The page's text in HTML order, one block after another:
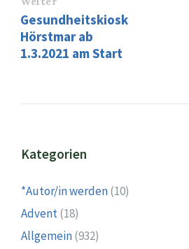
Gesundheitskiosk
Hörstmar ab
1.3.2021 am Start
Kategorien
*Autor/in werden(10)
Advent(18)
Allgemein(932)